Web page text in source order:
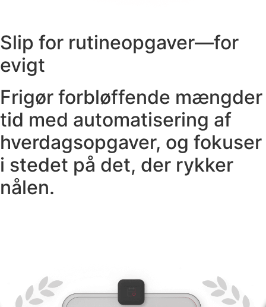
Slip for rutineopgaver—for
evigt
Frigør forbløffende mængder
tid med automatisering af
hverdagsopgaver, og fokuser
i stedet på det, der rykker
nålen.